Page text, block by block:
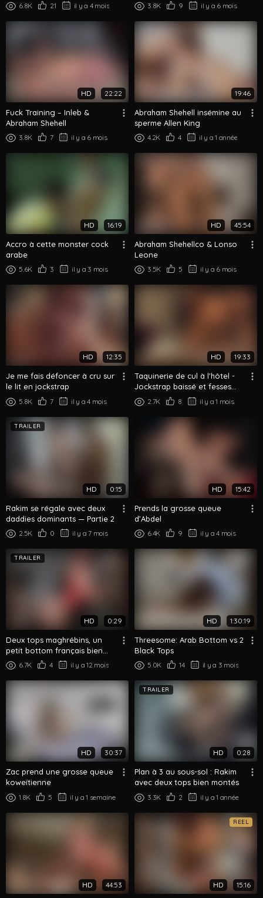
6.8K 21 il y a 4 mois 3.8K 9 il y a 6 mois
HD 22:22
Fuck Training – Inleb &
Abraham Shehell
3.8K 7 il y a 6 mois
19:46
Abraham Shehell insémine au
sperme Allen King
4.2K 4 il y a 1 année
HD 16:19
Accro à cette monster cock
arabe
5.6K 3 il y a 3 mois
HD 45:54
Abraham Shehellco & Lonso
Leone
3.5K 5 il y a 6 mois
HD 12:35
Je me fais défoncer à cru sur
le lit en jockstrap
5.8K 7 il y a 4 mois
HD 19:33
Taquinerie de cul à l'hôtel -
Jockstrap baissé et fesses
arabes dehors
2.7K 8 il y a 1 mois
TRAILER
HD 0:15
Rakim se régale avec deux
daddies dominants — Partie 2
2.5K 0 il y a 7 mois
HD 15:42
Prends la grosse queue
d’Abdel
6.4K 9 il y a 4 mois
TRAILER
HD 0:29
Deux tops maghrébins, un
petit bottom français bien
joueur (soft)
6.7K 4 il y a 12 mois
HD 1:30:19
Threesome: Arab Bottom vs 2
Black Tops
5.0K 14 il y a 3 mois
HD 30:37
Zac prend une grosse queue
koweïtienne
1.8K 5 il y a 1 semaine
TRAILER
HD 0:28
Plan à 3 au sous-sol : Rakim
avec deux tops bien montés
3.3K 2 il y a 1 année
HD 44:53
REEL
HD 15:16